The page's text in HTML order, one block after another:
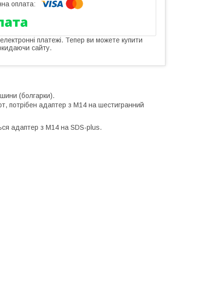
платежі. Тепер ви можете купити
сайту.
(болгарки).
потрібен адаптер з М14 на шестигранний
адаптер з M14 на SDS-plus.